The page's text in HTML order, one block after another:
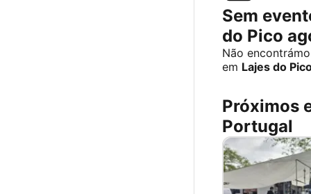
Sem
do Pico
Não
em Lajes do
Próximos
Portugal